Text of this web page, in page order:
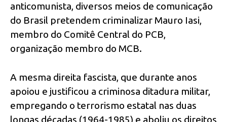
anticomunista, diversos meios de comunicação
do Brasil pretendem criminalizar Mauro Iasi,
membro do Comitê Central do PCB,
organização membro do MCB.
A mesma direita fascista, que durante anos
apoiou e justificou a criminosa ditadura militar,
empregando o terrorismo estatal nas duas
longas décadas (1964-1985) e aboliu os direitos